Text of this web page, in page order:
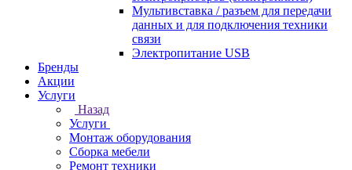
Мультивставка / разъем для передачи
данных и для подключения техники
связи
Электропитание USB
Бренды
Акции
Услуги
Назад
Услуги
Монтаж оборудования
Сборка мебели
Ремонт техники